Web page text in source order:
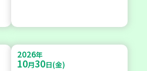
2026年
10月30日(金)